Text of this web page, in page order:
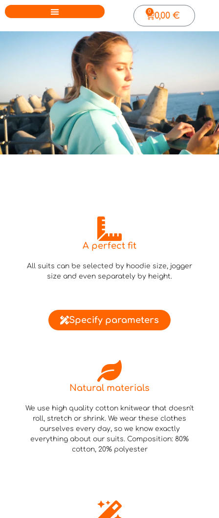
0,00€
0
A perfect fit
All suits can be selected by hoodie size, jogger
size and even separately by height.
Specify parameters
Natural materials
We use high quality cotton knitwear that doesn't
roll, stretch or shrink. We wear these clothes
ourselves every day, so we know exactly
everything about our suits. Composition: 80%
cotton, 20% polyester